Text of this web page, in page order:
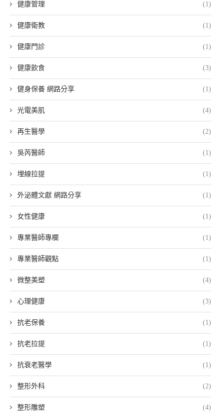
健康管理 (1)
健康衛教 (1)
健康門診 (1)
健康飲食 (3)
健身保養 網路分享 (1)
光電美肌 (4)
再生醫學 (2)
吳芮醫師 (1)
埋線拉提 (1)
外泌體文獻 網路分享 (1)
女性健康 (1)
專業醫師專欄 (1)
專業醫師觀點 (1)
微整美塑 (4)
心理健康 (3)
抗老保養 (1)
抗老拉提 (1)
抗衰老醫學 (1)
整形外科 (2)
整形雕塑 (4)